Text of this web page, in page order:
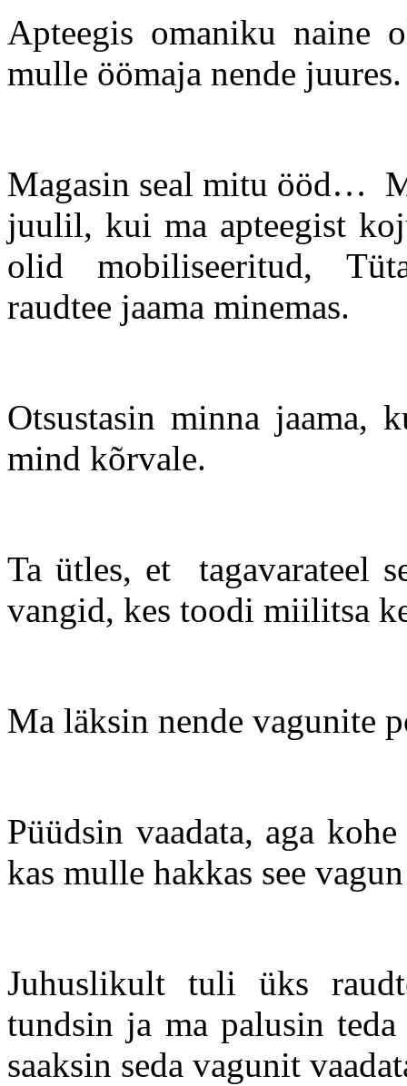
Apteegis omaniku naine
mulle öömaja nende
Magasin seal mitu ööd…
juulil, kui ma apteegist
olid mobiliseeritud,
raudtee jaama minemas.
Otsustasin minna jaama,
mind kõrvale.
Ta ütles, et tagavarateel
vangid, kes toodi miilitsa
Ma läksin nende vagunite
Püüdsin vaadata, aga
kas mulle hakkas see
Juhuslikult tuli üks
tundsin ja ma palusin
saaksin seda vagunit